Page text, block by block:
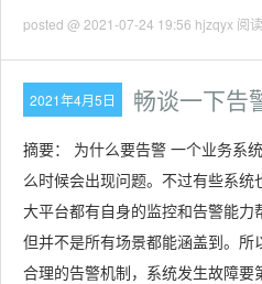
posted @ 2021-07-24 19:56 hjzqyx 阅
2021年4月5日 畅谈一下告
摘要： 为什么要告警 一个业务系
么时候会出现问题。不过有些系统
大平台都有自身的监控和告警能力
但并不是所有场景都能涵盖到。
合理的告警机制，系统发生故障要